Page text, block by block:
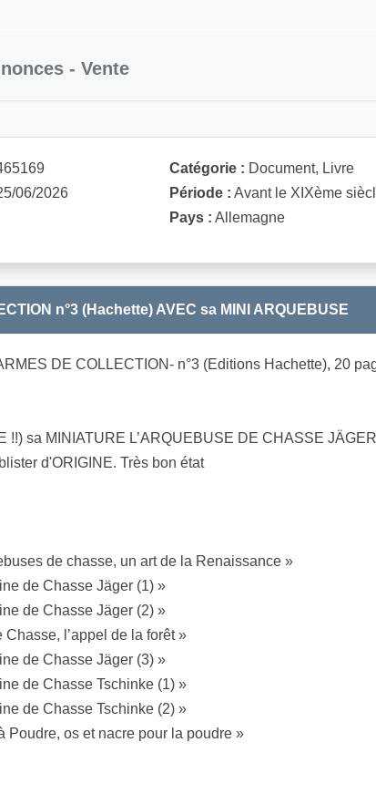
- Vente
06/2026
Catégorie : Document, Livre
Période : Avant le XIXème
Pays : Allemagne
n°3 (Hachette) AVEC sa MINI ARQUEBUSE
DE COLLECTION- n°3 (Editions Hachette), 20
!!) sa MINIATURE L’ARQUEBUSE DE CHASSE
d'ORIGINE. Très bon état
de chasse, un art de la Renaissance »
de Chasse Jäger (1) »
de Chasse Jäger (2) »
Chasse, l’appel de la forêt »
de Chasse Jäger (3) »
de Chasse Tschinke (1) »
de Chasse Tschinke (2) »
Poudre, os et nacre pour la poudre »